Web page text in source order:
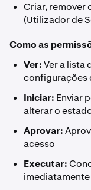
Criar, remover
(Utilizador de
Como as
Ver:Ver a lista
configurações
Iniciar: Enviar
alterar o
Aprovar:
acesso
Executar: